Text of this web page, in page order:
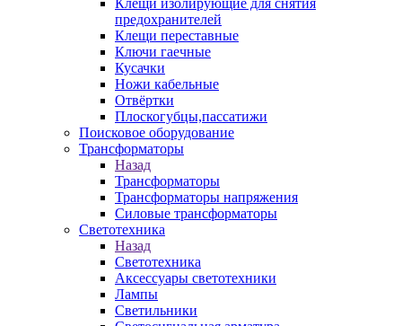
Клещи изолирующие для снятия
предохранителей
Клещи переставные
Ключи гаечные
Кусачки
Ножи кабельные
Отвёртки
Плоскогубцы,пассатижи
Поисковое оборудование
Трансформаторы
Назад
Трансформаторы
Трансформаторы напряжения
Силовые трансформаторы
Светотехника
Назад
Светотехника
Аксессуары светотехники
Лампы
Светильники